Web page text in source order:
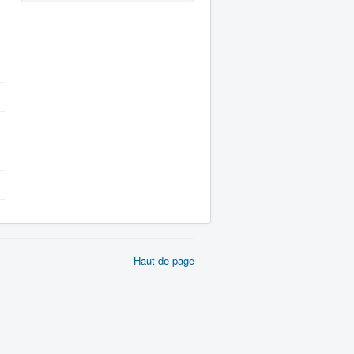
Haut de page